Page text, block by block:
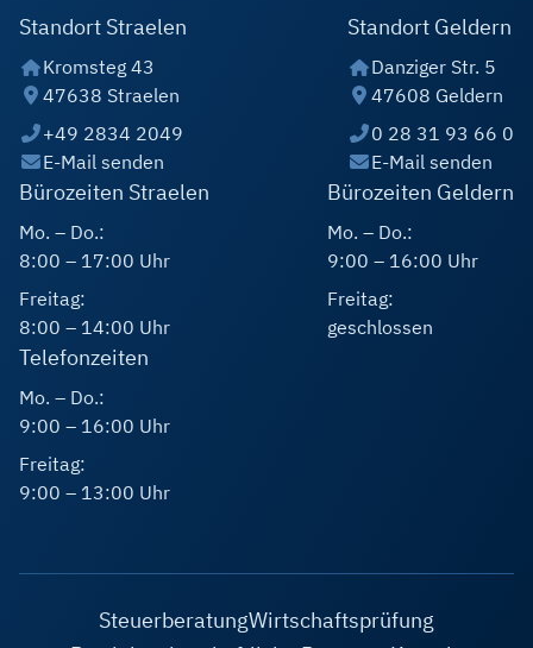
Standort Straelen
Kromsteg 43
47638 Straelen
+49 2834 2049
E-Mail senden
Standort Geldern
Danziger Str. 5
47608 Geldern
0 28 31 93 66 0
E-Mail senden
Bürozeiten Straelen
Mo. – Do.:
8:00 – 17:00 Uhr
Freitag:
8:00 – 14:00 Uhr
Bürozeiten Geldern
Mo. – Do.:
9:00 – 16:00 Uhr
Freitag:
geschlossen
Telefonzeiten
Mo. – Do.:
9:00 – 16:00 Uhr
Freitag:
9:00 – 13:00 Uhr
SteuerberatungWirtschaftsprüfung